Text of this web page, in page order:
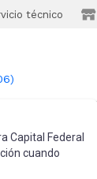
técnico
)
Capital Federal
cuando
Teclados